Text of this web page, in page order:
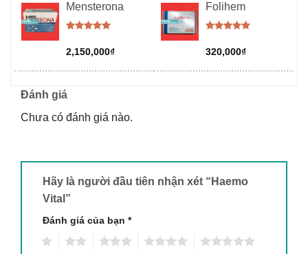
Mensterona
hạng5.00
5 sao
2,150,000₫
Folihem
hạng5.00
5 sao
320,000₫
Đánh giá
Chưa có đánh giá nào.
Hãy là người đầu tiên nhận xét “Haemo
Vital”
Đánh giá của bạn *